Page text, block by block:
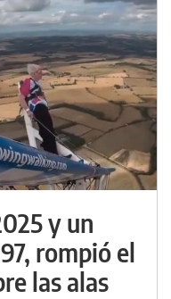
y un
rompió el
las alas